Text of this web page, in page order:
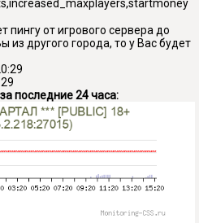
пингу от игрового сервера до
из другого города, то у Вас будет
последние 24 часа: